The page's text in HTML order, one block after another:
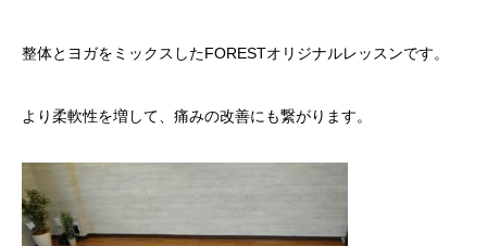
整体とヨガをミックスしたFORESTオリジナルレッスンです。
より柔軟性を増して、痛みの改善にも繋がります。